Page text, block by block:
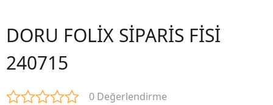
DORU FOLİX SİPARİS FİSİ
240715
0 Değerlendirme